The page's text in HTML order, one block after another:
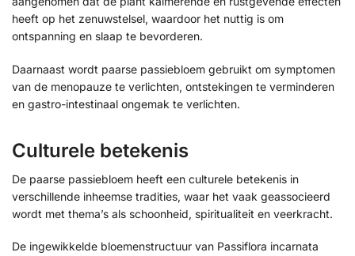
heeft op het zenuwstelsel, waardoor het nuttig is om
ontspanning en slaap te bevorderen.
Daarnaast wordt paarse passiebloem gebruikt om symptomen
van de menopauze te verlichten, ontstekingen te verminderen
en gastro-intestinaal ongemak te verlichten.
Culturele betekenis
De paarse passiebloem heeft een culturele betekenis in
verschillende inheemse tradities, waar het vaak geassocieerd
wordt met thema’s als schoonheid, spiritualiteit en veerkracht.
De ingewikkelde bloemenstructuur van Passiflora incarnata